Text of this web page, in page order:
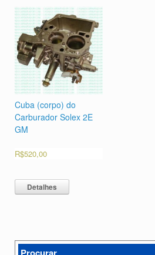
Cuba (corpo) do
Carburador Solex 2E
GM
R$520,00
Detalhes